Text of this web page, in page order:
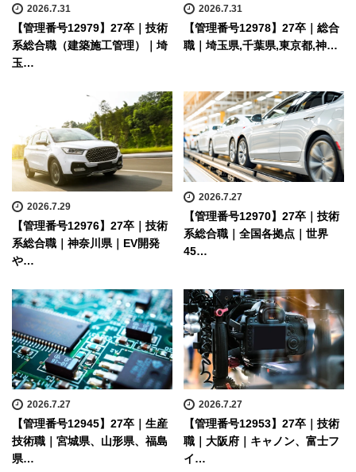
2026.7.31
【管理番号12979】27卒｜技術
系総合職（建築施工管理）｜埼
玉…
2026.7.31
【管理番号12978】27卒｜総合
職｜埼玉県,千葉県,東京都,神…
2026.7.29
【管理番号12976】27卒｜技術
系総合職｜神奈川県｜EV開発
や…
2026.7.27
【管理番号12970】27卒｜技術
系総合職｜全国各拠点｜世界
45…
2026.7.27
【管理番号12945】27卒｜生産
技術職｜宮城県、山形県、福島
県…
2026.7.27
【管理番号12953】27卒｜技術
職｜大阪府｜キャノン、富士フ
イ…